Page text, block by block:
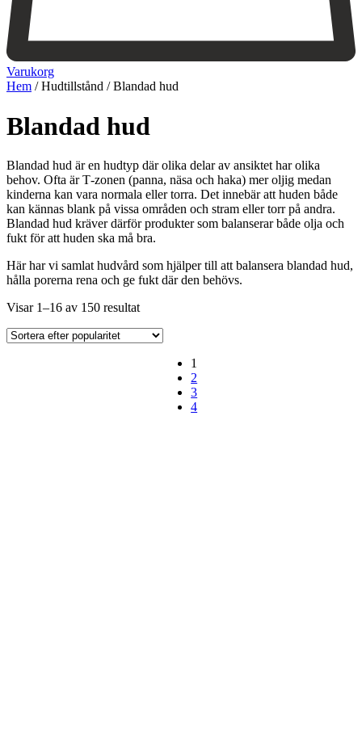
Varukorg
Hem / Hudtillstånd / Blandad hud
Blandad hud
Blandad hud är en hudtyp där olika delar av ansiktet har olika
behov. Ofta är T‑zonen (panna, näsa och haka) mer oljig medan
kinderna kan vara normala eller torra. Det innebär att huden både
kan kännas blank på vissa områden och stram eller torr på andra.
Blandad hud kräver därför produkter som balanserar både olja och
fukt för att huden ska må bra.
Här har vi samlat hudvård som hjälper till att balansera blandad hud,
hålla porerna rena och ge fukt där den behövs.
Visar 1–16 av 150 resultatSortera
popularitet
1
2
3
4